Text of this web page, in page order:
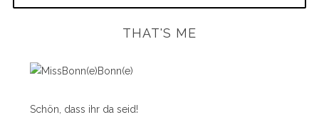
THAT'S ME
Schön, dass ihr da seid!